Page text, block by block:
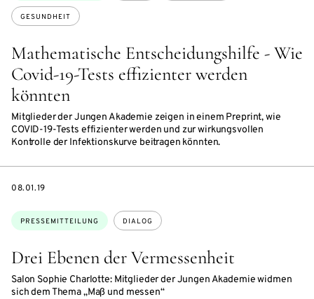
Mathematische Entscheidungshilfe - Wie
Covid-19-Tests effizienter werden
könnten
Mitglieder der Jungen Akademie zeigen in einem Preprint, wie
COVID-19-Tests effizienter werden und zur wirkungsvollen
Kontrolle der Infektionskurve beitragen könnten.
GESUNDHEIT
Drei Ebenen der Vermessenheit
Salon Sophie Charlotte: Mitglieder der Jungen Akademie widmen
sich dem Thema „Maß und messen“
Themen:
PRESSEMITTEILUNG DIALOG
DATE
08.01.19